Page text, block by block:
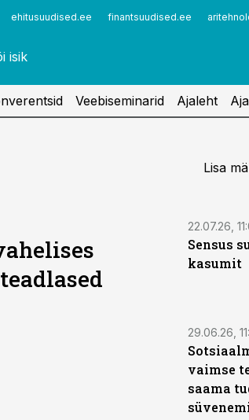
ehitusuudised.ee finantsuudised.ee
Veebiseminarid Ajaleht
Lisa
22.07.26,
Sensus
kasumit
29.06.26,
vaimse
saama